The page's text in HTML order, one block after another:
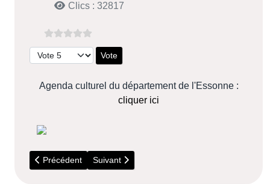
Clics : 32817
Veuillez voter
Agenda culturel du département de l'Essonne :
cliquer ici
Article précédent : Message de la SANEF : Péage à flux libre
Précédent Article suivant : 30 septembre au 4 Octobre -
Suivant